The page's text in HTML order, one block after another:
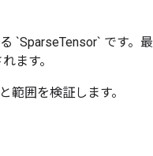
`SparseTensor` です。最
ます。
範囲を検証します。